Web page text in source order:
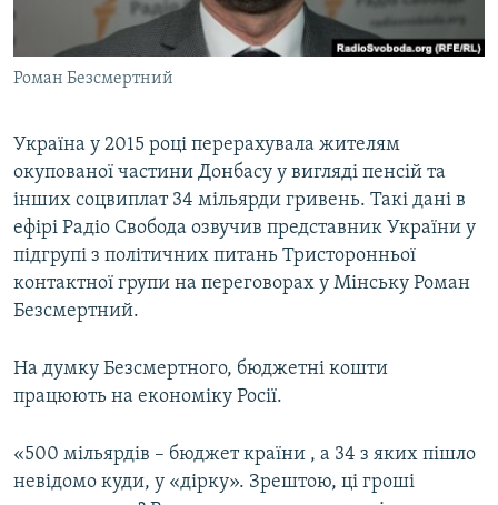
ПОДКАСТИ
КРИМ РЕАЛІЇ
УКР
КТАТ
ДОЛУЧАЙСЯ!
Усі сайти RFE/RL
Роман Безсмертний
Україна у 2015 році перерахувала жителям
окупованої частини Донбасу у вигляді пенсій та
інших соцвиплат 34 мільярди гривень. Такі дані в
ефірі Радіо Свобода озвучив представник України у
підгрупі з політичних питань Тристоронньої
контактної групи на переговорах у Мінську Роман
Безсмертний.
На думку Безсмертного, бюджетні кошти
працюють на економіку Росії.
«500 мільярдів – бюджет країни , а 34 з яких пішло
невідомо куди, у «дірку». Зрештою, ці гроші